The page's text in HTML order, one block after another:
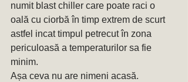
numit blast chiller care poate raci o
oală cu ciorbă în timp extrem de scurt
astfel incat timpul petrecut în zona
periculoasă a temperaturilor sa fie
minim.
Așa ceva nu are nimeni acasă.